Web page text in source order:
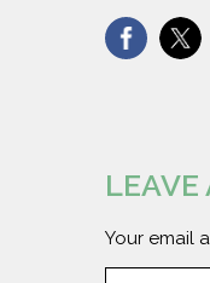
LEAVE
Your email